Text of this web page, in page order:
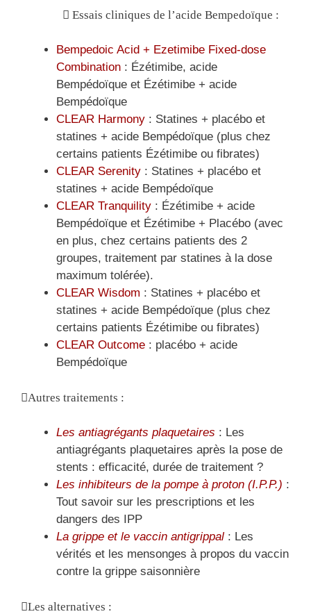
Essais cliniques de l’acide Bempedoïque :
Bempedoic Acid + Ezetimibe Fixed-dose
Combination : Ézétimibe, acide
Bempédoïque et Ézétimibe + acide
Bempédoïque
CLEAR Harmony : Statines + placébo et
statines + acide Bempédoïque (plus chez
certains patients Ézétimibe ou fibrates)
CLEAR Serenity : Statines + placébo et
statines + acide Bempédoïque
CLEAR Tranquility : Ézétimibe + acide
Bempédoïque et Ézétimibe + Placébo (avec
en plus, chez certains patients des 2
groupes, traitement par statines à la dose
maximum tolérée).
CLEAR Wisdom : Statines + placébo et
statines + acide Bempédoïque (plus chez
certains patients Ézétimibe ou fibrates)
CLEAR Outcome : placébo + acide
Bempédoïque
Autres traitements :
Les antiagrégants plaquetaires : Les
antiagrégants plaquetaires après la pose de
stents : efficacité, durée de traitement ?
Les inhibiteurs de la pompe à proton (I.P.P.) :
Tout savoir sur les prescriptions et les
dangers des IPP
La grippe et le vaccin antigrippal : Les
vérités et les mensonges à propos du vaccin
contre la grippe saisonnière
Les alternatives :